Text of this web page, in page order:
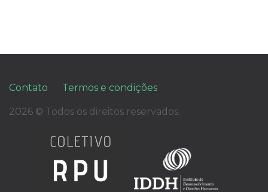
Contato Termos e condições
2026 © Todos os direitos reservados.